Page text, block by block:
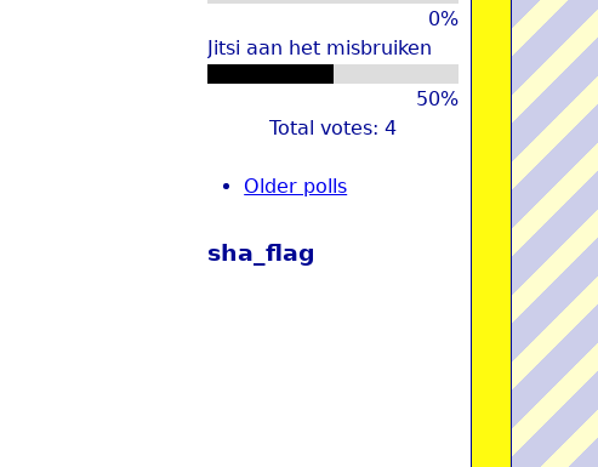
0%
Jitsi aan het misbruiken
50%
Total votes: 4
Older polls
sha_flag